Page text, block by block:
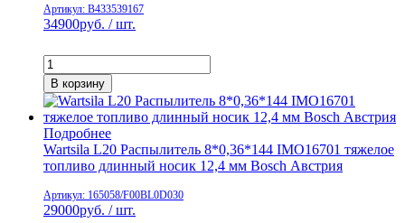
Артикул: B433539167
34900руб. / шт.
В корзину
Подробнее
Wartsila L20 Распылитель 8*0,36*144 IMO16701 тяжелое
топливо длинный носик 12,4 мм Bosch Австрия
Артикул: 165058/F00BL0D030
29000руб. / шт.